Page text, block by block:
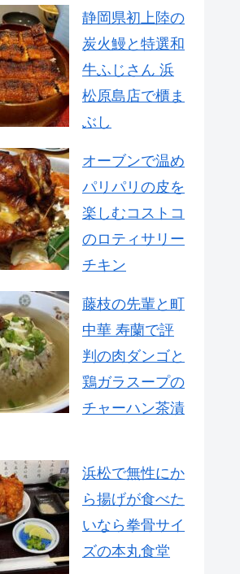
静岡県初上陸の
炭火鰻と特選和
牛ふじさん 浜
松原島店で櫃ま
ぶし
オーブンで温め
パリパリの皮を
楽しむコストコ
のロティサリー
チキン
藤枝の先輩と町
中華 寿蘭で評
判の肉ダンゴと
鶏ガラスープの
チャーハン茶漬
浜松で無性にか
ら揚げが食べた
いなら拳骨サイ
ズの本丸食堂